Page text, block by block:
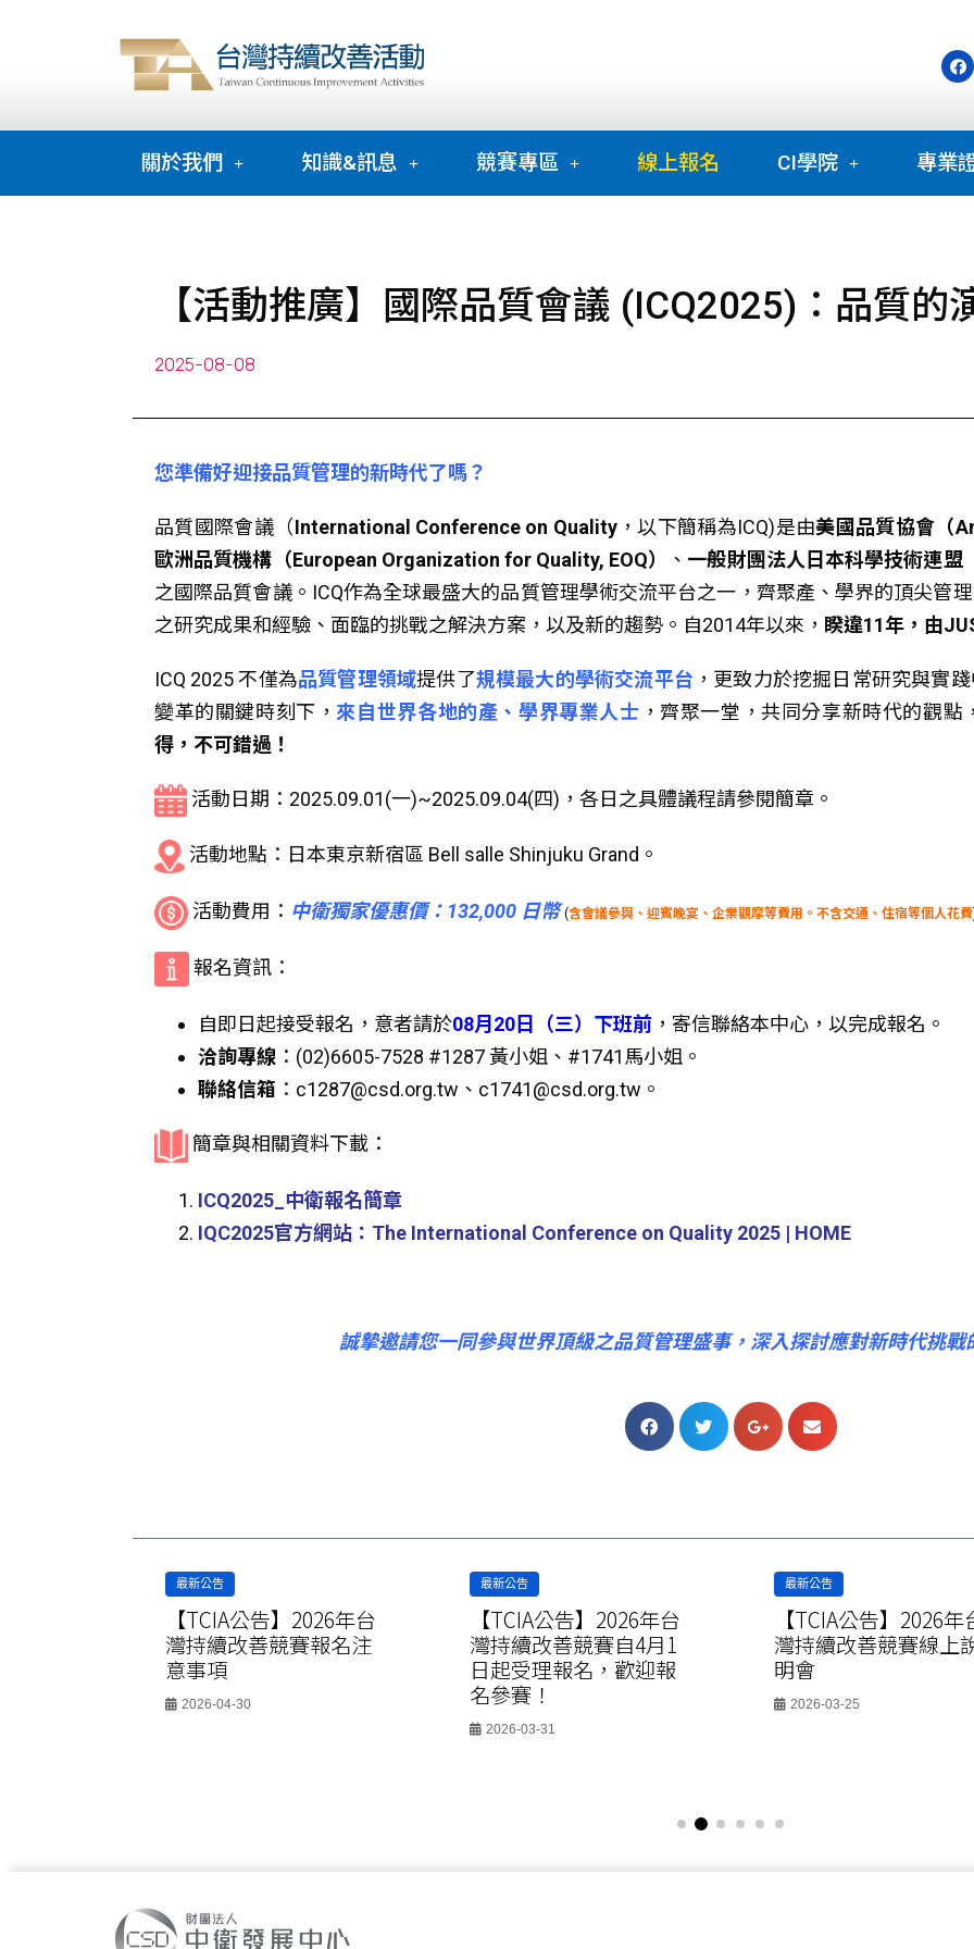
關於我們 知識&訊息 競賽專區 線上報名 CI學院 專業
【活動推廣】國際品質會議 (ICQ2025)：品質的
2025-08-08
您準備好迎接品質管理的新時代了嗎？
品質國際會議（International Conference on Quality，以下簡稱為ICQ)是由美國品質協會（
歐洲品質機構（European Organization for Quality, EOQ）
、 一般財團法人日本科學技術連盟
之國際品質會議。ICQ作為全球最盛大的品質管理學術交流平台之一，齊聚產、學界的頂尖管
之研究成果和經驗、面臨的挑戰之解決方案，以及新的趨勢。自2014年以來， 睽違11年，由
ICQ 2025 不僅為品質管理領域提供了規模最大的學術交流平台 ，更致力於挖掘日常研究與實
變革的關鍵時刻下， 來自世界各地的產、學界專業人士 ，齊聚一堂，共同分享新時代的觀點
得，不可錯過！
活動日期：2025.09.01(一)~2025.09.04(四)，各日之具體議程請參閱簡章。
活動地點：日本東京新宿區 Bell salle Shinjuku Grand。
活動費用： 中衛獨家優惠價：132,000 日幣 (含會議參與、迎賓晚宴、企業觀摩等費用。不含交通、住宿等個人花費
報名資訊：
自即日起接受報名，意者請於08月20日（三）下班前 ，寄信聯絡本中心，以完成報名。
洽詢專線 ：(02)6605-7528 #1287 黃小姐、#1741馬小姐。
聯絡信箱 ：c1287@csd.org.tw、c1741@csd.org.tw。
簡章與相關資料下載：
ICQ2025_中衛報名簡章
IQC2025官方網站：The International Conference on Quality 2025 | HOME
誠摯邀請您一同參與世界頂級之品質管理盛事，深入探討應對新時代挑戰
最新公告
【TCIA公告】2026年台
灣持續改善競賽報名注
意事項
2026-04-30
最新公告
【TCIA公告】2026年台
灣持續改善競賽自4月1
日起受理報名，歡迎報
名參賽！
2026-03-31
最新公告
【TCIA公告】2026年
灣持續改善競賽線上
明會
2026-03-25